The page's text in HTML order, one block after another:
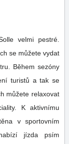
velmi pestré.
se můžete vydat
Během sezóny
turistů a tak se
můžete relaxovat
K aktivnímu
v sportovním
jízda psím